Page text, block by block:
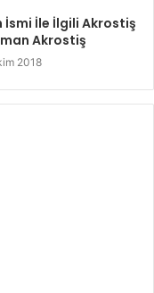
İsmi İle İlgili Akrostiş
Akrostiş
2018